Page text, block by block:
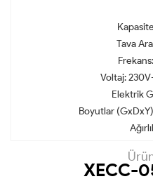
Tava
Voltaj:
Elektrik
Boyutlar
XECC-